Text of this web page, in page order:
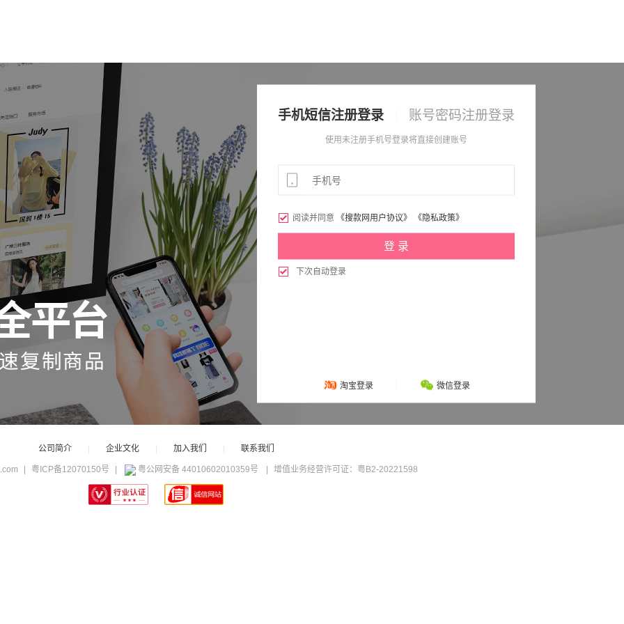
手机短信注册登录 账号密码注册登录
使用未注册手机号登录将直接创建账号
 阅读并同意 《搜款网用户协议》 《隐私政策》
 下次自动登录
淘宝登录 微信登录
公司简介 企业文化 加入我们 联系我们
粤ICP备12070150号 粤公网安备 44010602010359号 增值业务经营许可证：粤B2-20221598